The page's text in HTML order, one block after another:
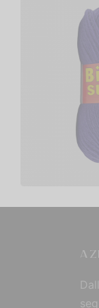
Bimbo